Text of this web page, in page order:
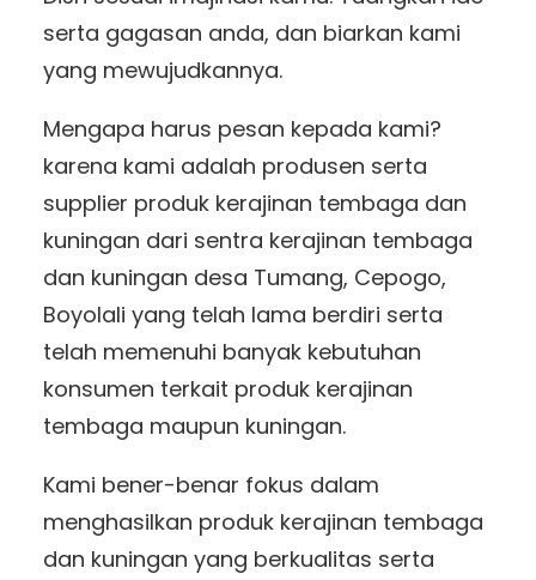
serta gagasan anda, dan biarkan kami
yang mewujudkannya.
Mengapa harus pesan kepada kami?
karena kami adalah produsen serta
supplier produk kerajinan tembaga dan
kuningan dari sentra kerajinan tembaga
dan kuningan desa Tumang, Cepogo,
Boyolali yang telah lama berdiri serta
telah memenuhi banyak kebutuhan
konsumen terkait produk kerajinan
tembaga maupun kuningan.
Kami bener-benar fokus dalam
menghasilkan produk kerajinan tembaga
dan kuningan yang berkualitas serta